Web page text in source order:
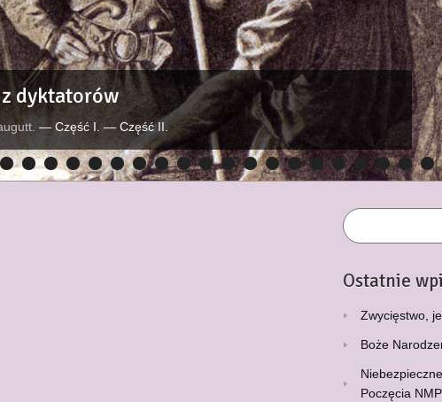
10 11 12 13 14 15 16 17 18 19 20 21 22 23 24 25 26 27 28 29
dyktatorów
— Część I. — Część II.
Ostatnie
Zwycięstwo,
Boże
Poczęcia NMP